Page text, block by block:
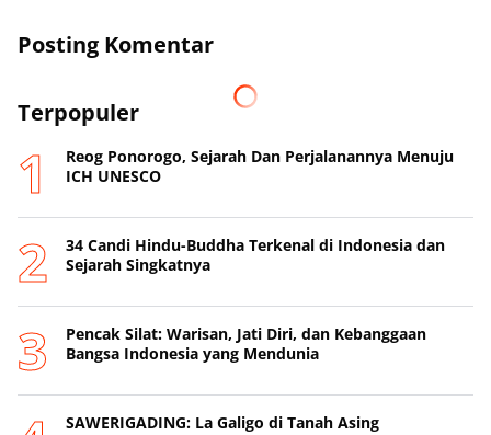
Posting Komentar
Terpopuler
Reog Ponorogo, Sejarah Dan Perjalanannya Menuju
ICH UNESCO
34 Candi Hindu-Buddha Terkenal di Indonesia dan
Sejarah Singkatnya
Pencak Silat: Warisan, Jati Diri, dan Kebanggaan
Bangsa Indonesia yang Mendunia
SAWERIGADING: La Galigo di Tanah Asing